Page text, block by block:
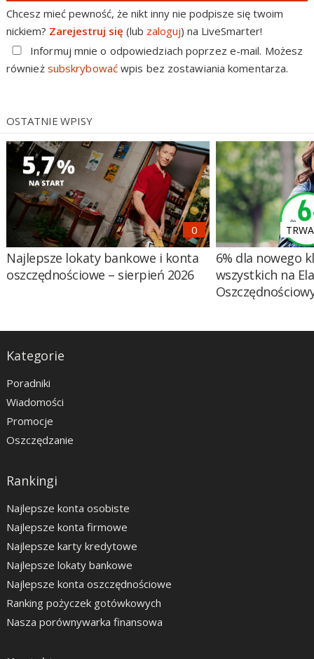
Chcesz mieć pewność, że nikt inny nie podpisze się twoim
nickiem? Zarejestruj się (lub zaloguj) na LiveSmarter!
Informuj mnie o odpowiedziach poprzez e-mail. Możesz
również subskrybowaćwpis bez zostawiania komentarza.
OSTATNIE WPISY
Najlepsze lokaty bankowe i konta
oszczędnościowe – sierpień 2026
6% dla nowego
wszystkich na
Kategorie
Poradniki
Wiadomości
Promocje
Oszczędzanie
Rankingi
Najlepsze konta osobiste
Najlepsze konta firmowe
Najlepsze karty kredytowe
Najlepsze lokaty bankowe
Najlepsze konta oszczędnościowe
Ranking pożyczek gotówkowych
Nasza porównywarka finansowa